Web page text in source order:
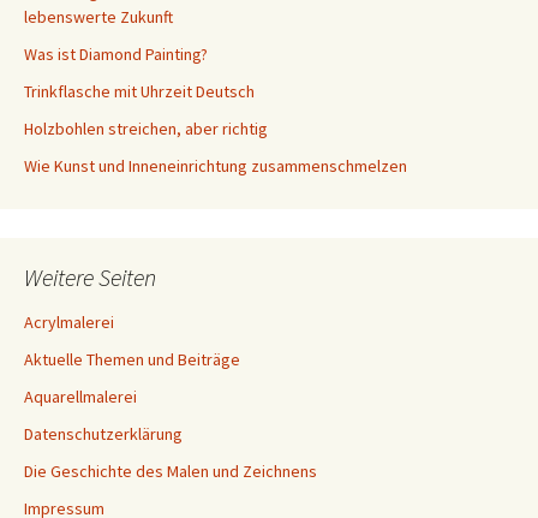
lebenswerte Zukunft
Was ist Diamond Painting?
Trinkflasche mit Uhrzeit Deutsch
Holzbohlen streichen, aber richtig
Wie Kunst und Inneneinrichtung zusammenschmelzen
Weitere Seiten
Acrylmalerei
Aktuelle Themen und Beiträge
Aquarellmalerei
Datenschutzerklärung
Die Geschichte des Malen und Zeichnens
Impressum